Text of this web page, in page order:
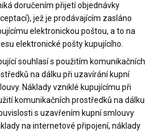
doručením přijetí objednávky
jež je prodávajícím zasláno
elektronickou poštou, a to na
elektronické pošty kupujícího.
souhlasí s použitím komunikačních
na dálku při uzavírání kupní
Náklady vzniklé kupujícímu při
komunikačních prostředků na dálku
s uzavřením kupní smlouvy
na internetové připojení, náklady